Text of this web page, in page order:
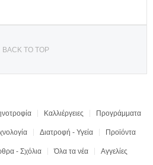
BACK TO TOP
Καλλιέργειες Προγράμματα
Διατροφή - Υγεία Προϊόντα
- Σχόλια Όλα τα νέα Αγγελίες